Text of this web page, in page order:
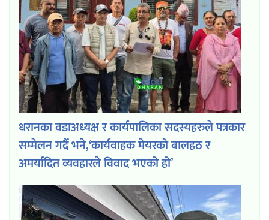
धरानका वडाअध्यक्ष र कार्यपालिका सदस्यहरुले पत्रकार
सम्मेलन गर्दै भने,‘कार्यवाहक मेयरको बालहठ र
अमर्यादित व्यवहारले विवाद भएको हो’